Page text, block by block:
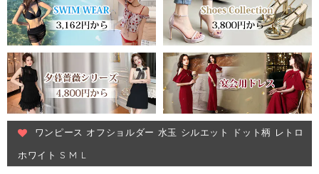
ワンピース オフショルダー 水玉 シルエット ドット柄 レトロ
ホワイト S M L